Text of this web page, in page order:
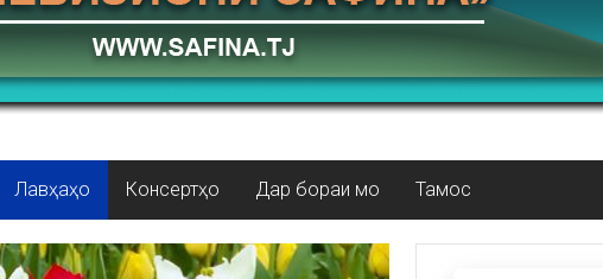
Лавҳаҳо Консертҳо Дар бораи мо Тамос